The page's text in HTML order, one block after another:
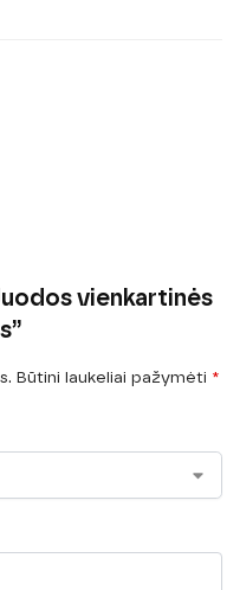
vienkartinės
Būtini laukeliai pažymėti *